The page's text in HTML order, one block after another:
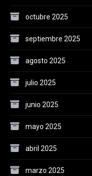
octubre 2025
septiembre 2025
agosto 2025
julio 2025
junio 2025
mayo 2025
abril 2025
marzo 2025